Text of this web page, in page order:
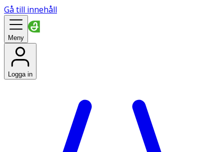
Gå till innehåll
Meny
Logga in